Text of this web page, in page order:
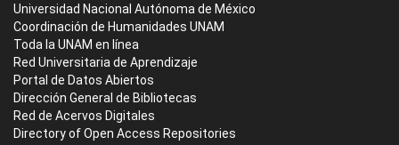
Universidad Nacional Autónoma de México
Coordinación de Humanidades UNAM
Toda la UNAM en línea
Red Universitaria de Aprendizaje
Portal de Datos Abiertos
Dirección General de Bibliotecas
Red de Acervos Digitales
Directory of Open Access Repositories